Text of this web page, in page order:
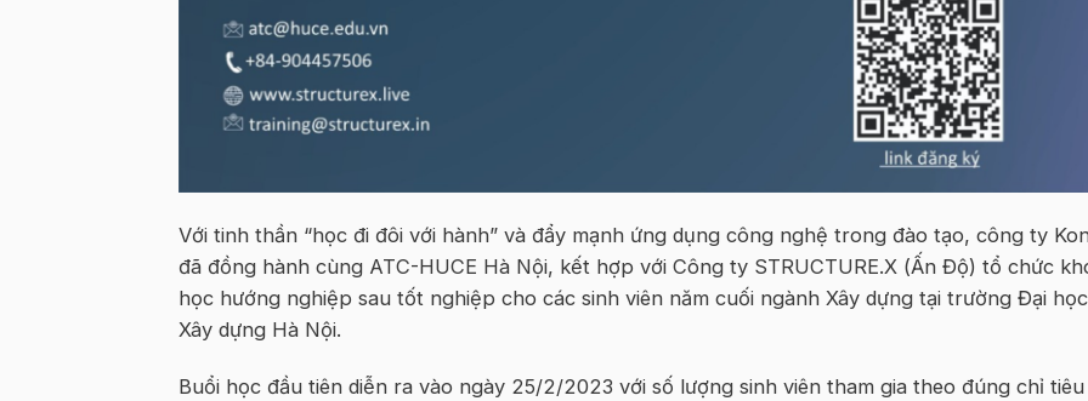
Với tinh thần “học đi đôi với hành” và đẩy mạnh ứng dụng công nghệ trong đào tạo, công ty
đã đồng hành cùng ATC-HUCE Hà Nội, kết hợp với Công ty STRUCTURE.X (Ấn Độ) tổ chức
học hướng nghiệp sau tốt nghiệp cho các sinh viên năm cuối ngành Xây dựng tại trường Đại học
Xây dựng Hà Nội.
Buổi học đầu tiên diễn ra vào ngày 25/2/2023 với số lượng sinh viên tham gia theo đúng chỉ